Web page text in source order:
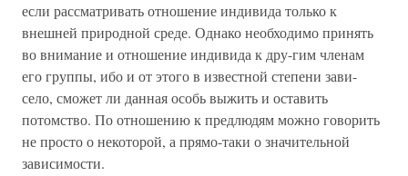
если рассматривать отношение индивида только к
внешней природной среде. Однако необходимо принять
во внимание и отношение индивида к дру-гим членам
его группы, ибо и от этого в известной степени зави-
село, сможет ли данная особь выжить и оставить
потомство. По отношению к предлюдям можно говорить
не просто о некоторой, а прямо-таки о значительной
зависимости.